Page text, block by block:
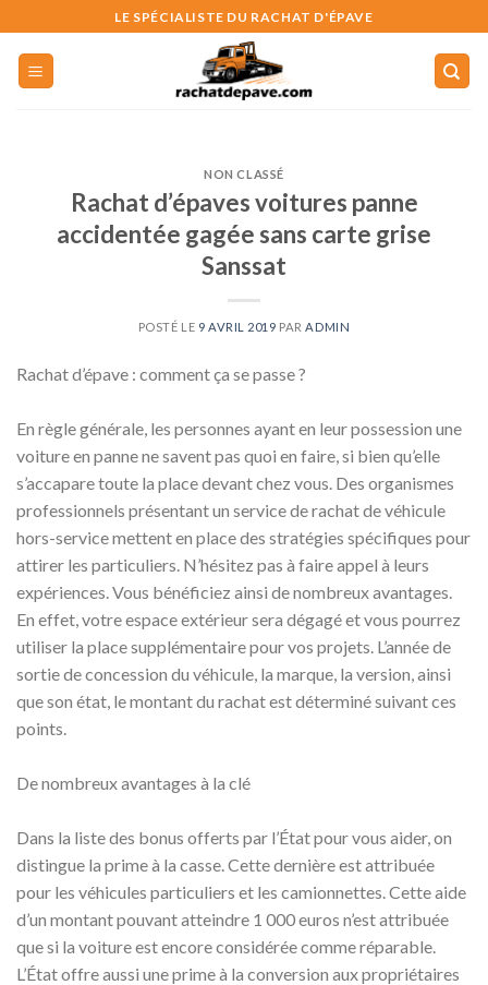
to
content
LE SPÉCIALISTE DU RACHAT D'ÉPAVE
NON CLASSÉ
Rachat d’épaves voitures panne
accidentée gagée sans carte grise
Sanssat
POSTÉ LE 9 AVRIL 2019 PAR ADMIN
Rachat d’épave : comment ça se passe ?
En règle générale, les personnes ayant en leur possession une
voiture en panne ne savent pas quoi en faire, si bien qu’elle
s’accapare toute la place devant chez vous. Des organismes
professionnels présentant un service de rachat de véhicule
hors-service mettent en place des stratégies spécifiques pour
attirer les particuliers. N’hésitez pas à faire appel à leurs
expériences. Vous bénéficiez ainsi de nombreux avantages.
En effet, votre espace extérieur sera dégagé et vous pourrez
utiliser la place supplémentaire pour vos projets. L’année de
sortie de concession du véhicule, la marque, la version, ainsi
que son état, le montant du rachat est déterminé suivant ces
points.
De nombreux avantages à la clé
Dans la liste des bonus offerts par l’État pour vous aider, on
distingue la prime à la casse. Cette dernière est attribuée
pour les véhicules particuliers et les camionnettes. Cette aide
d’un montant pouvant atteindre 1 000 euros n’est attribuée
que si la voiture est encore considérée comme réparable.
L’État offre aussi une prime à la conversion aux propriétaires